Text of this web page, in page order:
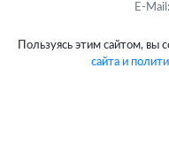
E-Mail:
Пользуясь этим сайтом, вы
сайта и